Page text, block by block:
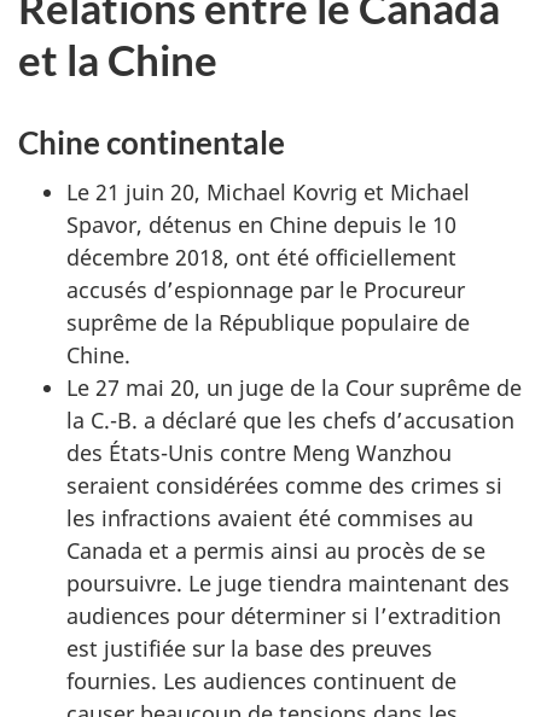
et la Chine
Chine continentale
Le 21 juin 20, Michael Kovrig et Michael
Spavor, détenus en Chine depuis le 10
décembre 2018, ont été officiellement
accusés d’espionnage par le Procureur
suprême de la République populaire de
Chine.
Le 27 mai 20, un juge de la Cour suprême de
la C.-B. a déclaré que les chefs d’accusation
des États-Unis contre Meng Wanzhou
seraient considérées comme des crimes si
les infractions avaient été commises au
Canada et a permis ainsi au procès de se
poursuivre. Le juge tiendra maintenant des
audiences pour déterminer si l’extradition
est justifiée sur la base des preuves
fournies. Les audiences continuent de